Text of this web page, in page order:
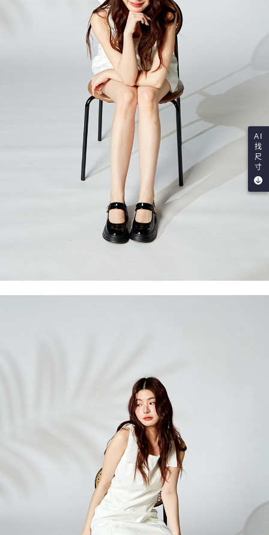
AI
找
尺
寸